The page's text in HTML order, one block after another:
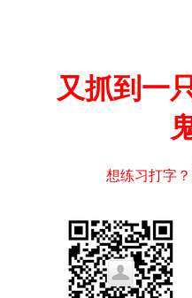
又抓到一
想练习打字？